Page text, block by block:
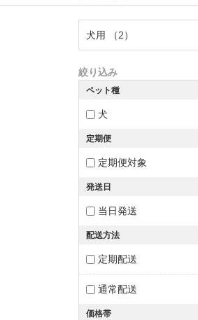
犬用 （2）
絞り込み
ペット種
犬
定期便
定期便対象
発送日
当日発送
配送方法
定期配送
通常配送
価格帯